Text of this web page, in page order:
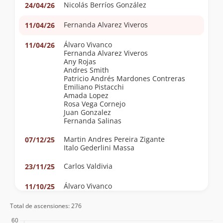
24/04/26 Nicolás Berríos González
11/04/26 Fernanda Alvarez Viveros
11/04/26
Álvaro Vivanco
Fernanda Alvarez Viveros
Any Rojas
Andres Smith
Patricio Andrés Mardones Contreras
Emiliano Pistacchi
Amada Lopez
Rosa Vega Cornejo
Juan Gonzalez
Fernanda Salinas
07/12/25
Martin Andres Pereira Zigante
Italo Gederlini Massa
23/11/25
Carlos Valdivia
11/10/25
Álvaro Vivanco
Fran Loosli
Total de ascensiones: 276